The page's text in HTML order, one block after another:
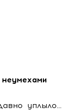
неумехами
уплыло…